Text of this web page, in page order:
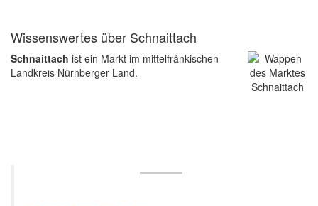
Wissenswertes über Schnaittach
Schnaittach ist ein Markt im mittelfränkischen
Landkreis Nürnberger Land.